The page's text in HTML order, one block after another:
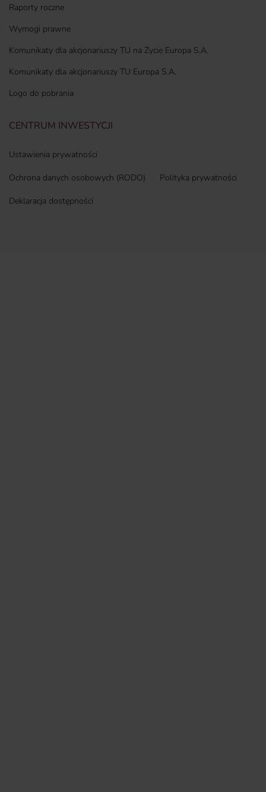
Raporty roczne
Wymogi prawne
Komunikaty dla akcjonariuszy TU na Życie Europa S.A.
Komunikaty dla akcjonariuszy TU Europa S.A.
Logo do pobrania
CENTRUM INWESTYCJI
Ustawienia prywatności
Ochrona danych osobowych (RODO) Polityka prywatności
Deklaracja dostępności